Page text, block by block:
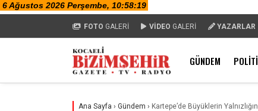
FOTO GALERİ VİDEO GALERİ YAZARLAR
GÜNDEM
Ana Sayfa › Gündem › Kartepe’de Büyüklerin